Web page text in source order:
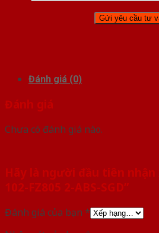
Đánh giá (0)
Đánh giá
Chưa có đánh giá nào.
Hãy là người đầu tiên nhận
102-FZ805 2-ABS-SGD”
Đánh giá của bạn *